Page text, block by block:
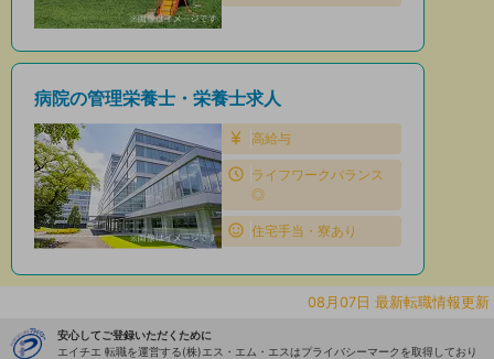
病院の管理栄養士・栄養士求人
高給与
ライフワークバランス
◎
住宅手当・寮あり
08月07日 最新転職情報更新
安心してご登録いただくために
エイチエ 転職を運営する(株)エス・エム・エスはプライバシーマークを取得しており